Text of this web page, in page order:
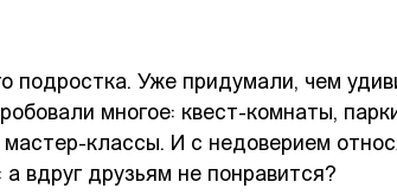
подростка. Уже придумали, чем
многое: квест-комнаты,
классы. И с недоверием
вдруг друзьям не понравится?